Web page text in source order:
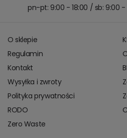
pn-pt: 9:00 - 18:00 / sb: 9:00 -
O sklepie
Regulamin
Kontakt
Wysyłka i zwroty
Polityka prywatności
RODO
Zero Waste